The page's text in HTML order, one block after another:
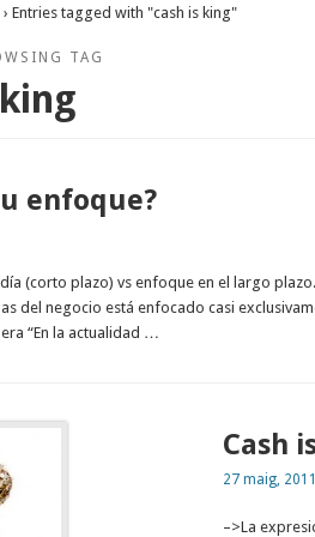
› Entries tagged with "cash is king"
TAG
enfoque?
(corto plazo) vs enfoque en el largo
del negocio está enfocado casi
“En la actualidad …
Cash
27 maig, 2011
–>La